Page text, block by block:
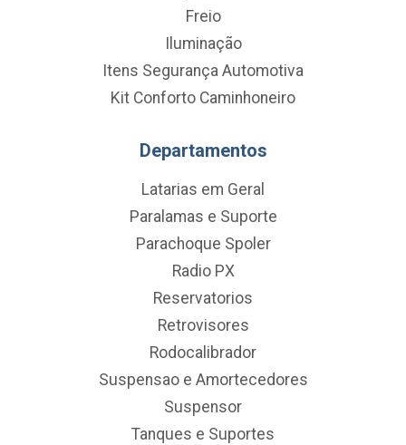
Freio
Iluminação
Itens Segurança Automotiva
Kit Conforto Caminhoneiro
Departamentos
Latarias em Geral
Paralamas e Suporte
Parachoque Spoler
Radio PX
Reservatorios
Retrovisores
Rodocalibrador
Suspensao e Amortecedores
Suspensor
Tanques e Suportes